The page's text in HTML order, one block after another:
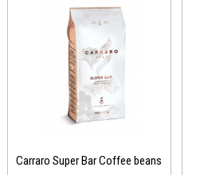
Carraro Super Bar Coffee beans